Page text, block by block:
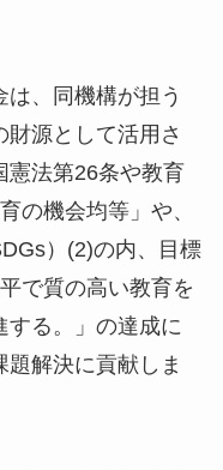
、同機構が担う
源として活用さ
憲法第26条や教育
の機会均等」や、
）(2)の内、目標
で質の高い教育を
する。」の達成に
解決に貢献しま